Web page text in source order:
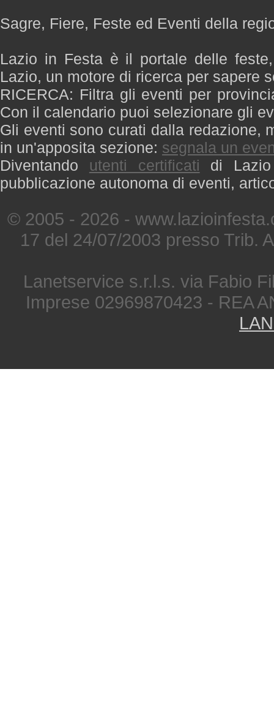
Sagre, Fiere, Feste ed Eventi della
Lazio in Festa è il portale delle
Lazio, un motore di ricerca per sapere
RICERCA: Filtra gli eventi per
Con il calendario puoi selezionare gli
Gli eventi sono curati dalla redazione,
in un'apposita sezione: segnala un
Diventando utenti certificati di
pubblicazione autonoma di eventi,
© 2005 - 2026 -
17 del 24/07/2003 presso Trib.
Lanetservice s.r.l.s. via Fabio
Imprese 02969870423 - REA